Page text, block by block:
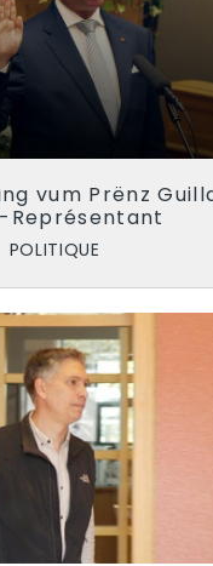
vum Prënz
Représentant
POLITIQUE